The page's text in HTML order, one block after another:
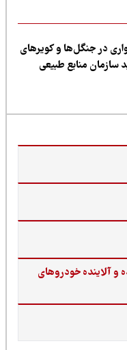
جنگل‌ها و کویرهای
منابع طبیعی
خودروهای